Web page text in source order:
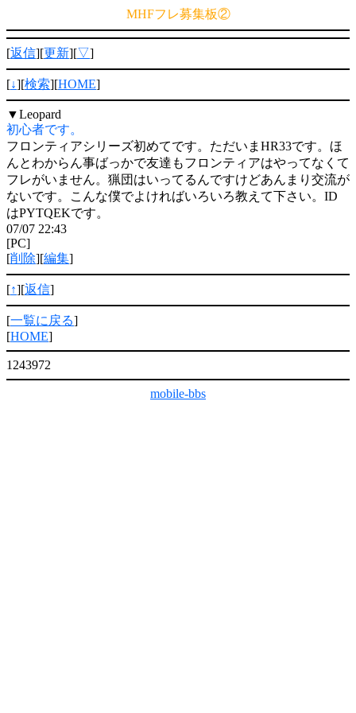
MHFフレ募集板②
[返信][更新][▽]
[↓][検索][HOME]
▼Leopard
初心者です。
フロンティアシリーズ初めてです。ただいまHR33です。ほ
んとわからん事ばっかで友達もフロンティアはやってなくて
フレがいません。猟団はいってるんですけどあんまり交流が
ないです。こんな僕でよければいろいろ教えて下さい。ID
はPYTQEKです。
07/07 22:43
[PC]
[削除][編集]
[↑][返信]
[一覧に戻る]
[HOME]
1243972
mobile-bbs